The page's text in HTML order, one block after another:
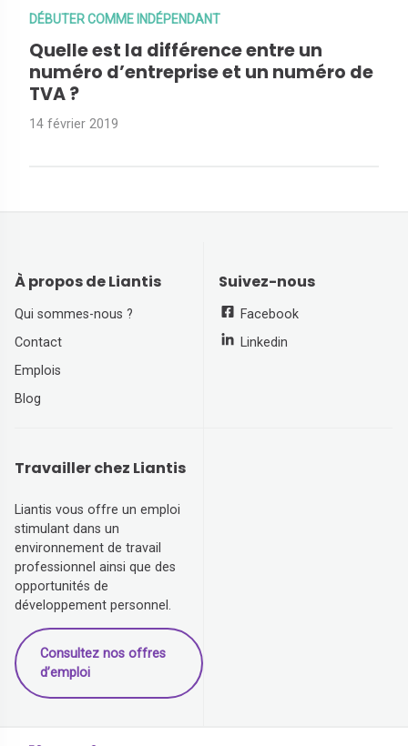
DÉBUTER COMME INDÉPENDANT
Quelle est la différence entre un
numéro d’entreprise et un numéro de
TVA ?
14 février 2019
À propos de Liantis
Qui sommes-nous ?
Contact
Emplois
Blog
Suivez-nous
Facebook
Linkedin
Travailler chez Liantis
Liantis vous offre un emploi
stimulant dans un
environnement de travail
professionnel ainsi que des
opportunités de
développement personnel.
Consultez nos offres
d’emploi